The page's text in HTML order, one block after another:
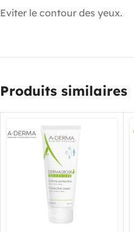
Eviter le contour des yeux.
Produits similaires